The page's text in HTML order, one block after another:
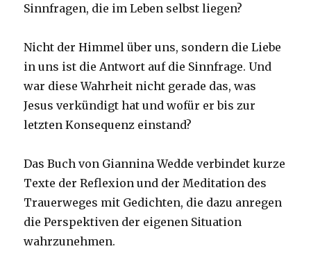
Sinnfragen, die im Leben selbst liegen?
Nicht der Himmel über uns, sondern die Liebe
in uns ist die Antwort auf die Sinnfrage. Und
war diese Wahrheit nicht gerade das, was
Jesus verkündigt hat und wofür er bis zur
letzten Konsequenz einstand?
Das Buch von Giannina Wedde verbindet kurze
Texte der Reflexion und der Meditation des
Trauerweges mit Gedichten, die dazu anregen
die Perspektiven der eigenen Situation
wahrzunehmen.